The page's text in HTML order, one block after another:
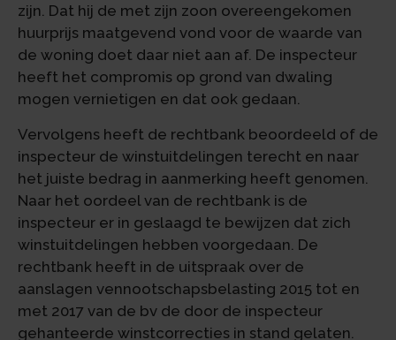
zijn. Dat hij de met zijn zoon overeengekomen
huurprijs maatgevend vond voor de waarde van
de woning doet daar niet aan af. De inspecteur
heeft het compromis op grond van dwaling
mogen vernietigen en dat ook gedaan.
Vervolgens heeft de rechtbank beoordeeld of de
inspecteur de winstuitdelingen terecht en naar
het juiste bedrag in aanmerking heeft genomen.
Naar het oordeel van de rechtbank is de
inspecteur er in geslaagd te bewijzen dat zich
winstuitdelingen hebben voorgedaan. De
rechtbank heeft in de uitspraak over de
aanslagen vennootschapsbelasting 2015 tot en
met 2017 van de bv de door de inspecteur
gehanteerde winstcorrecties in stand gelaten.